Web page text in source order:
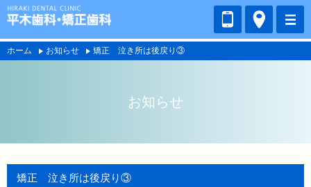
ホーム お知らせ 矯正 泣き所は後戻り③
お知らせ
矯正 泣き所は後戻り③